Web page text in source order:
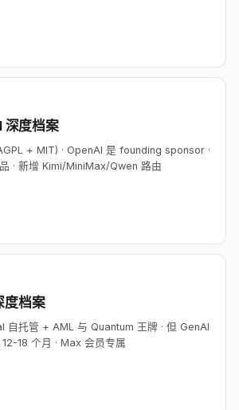
深度档案
+ MIT) · OpenAI 是 founding sponsor ·
· 新增 Kimi/MiniMax/Qwen 路由
度档案
自托管 + AML 与 Quantum 王牌 · 但 GenAI
18 个月 · Max 会员专属